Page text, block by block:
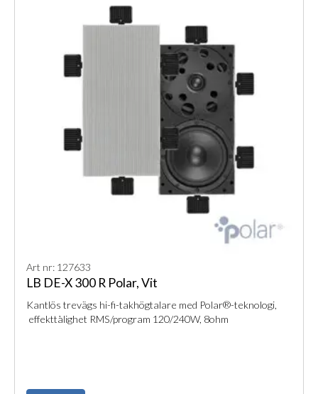
Art nr: 127633
LB DE-X 300 R Polar, Vit
Kantlös trevägs hi-fi-takhögtalare med Polar®-teknologi,
effekttålighet RMS/program 120/240W, 8ohm